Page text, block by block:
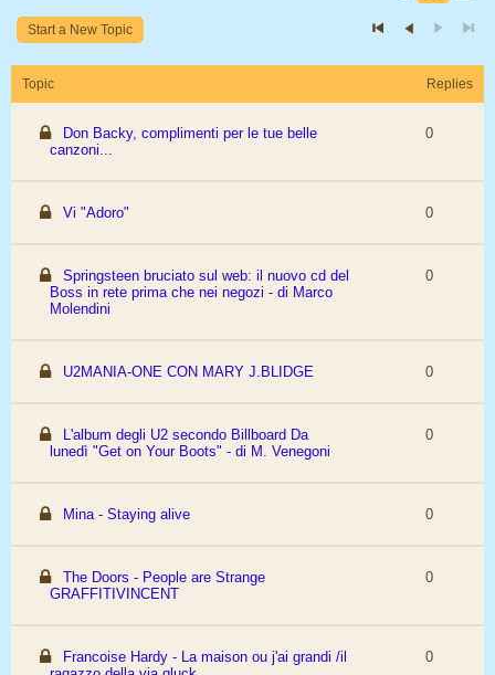
Start a New Topic
Topic Replies
Don Backy, complimenti per le tue belle
canzoni...
0
Vi "Adoro" 0
Springsteen bruciato sul web: il nuovo cd del
Boss in rete prima che nei negozi - di Marco
Molendini
0
U2MANIA-ONE CON MARY J.BLIDGE 0
L'album degli U2 secondo Billboard Da
lunedì "Get on Your Boots" - di M. Venegoni
0
Mina - Staying alive 0
The Doors - People are Strange
GRAFFITIVINCENT
0
Francoise Hardy - La maison ou j'ai grandi /il
0